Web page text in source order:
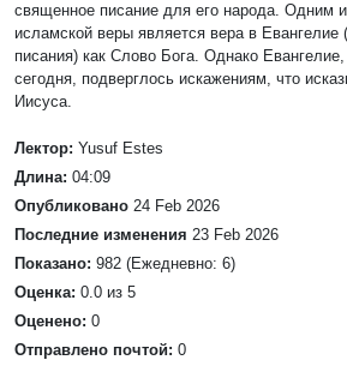
священное писание для его народа. Одним
исламской веры является вера в Евангелие
писания) как Слово Бога. Однако
сегодня, подверглось искажениям, что
Иисуса.
Лектор: Yusuf Estes
Длина: 04:09
Опубликовано 24 Feb 2026
Последние изменения 23 Feb 2026
Показано: 982 (Ежедневно: 6)
Оценка: 0.0 из 5
Оценено: 0
Отправлено почтой: 0